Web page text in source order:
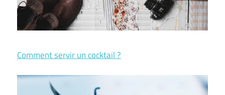
Comment servir un cocktail ?